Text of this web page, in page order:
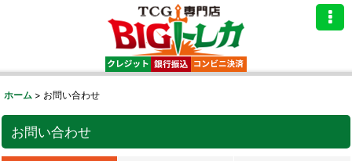
ホーム > お問い合わせ
お問い合わせ